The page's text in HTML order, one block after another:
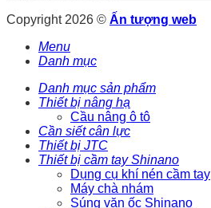
Copyright 2026 © Ấn tượng web
Menu
Danh mục
Danh mục sản phẩm
Thiết bị nâng hạ
Cầu nâng ô tô
Cần siết cân lực
Thiết bị JTC
Thiết bị cầm tay Shinano
Dụng cụ khí nén cầm tay
Máy chà nhám
Súng vặn ốc Shinano